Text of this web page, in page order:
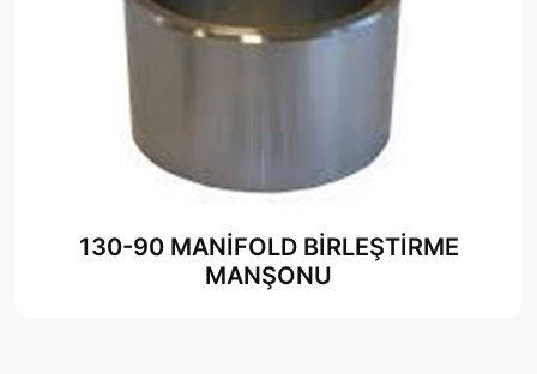
130-90 MANİFOLD BİRLEŞTİRME
MANŞONU